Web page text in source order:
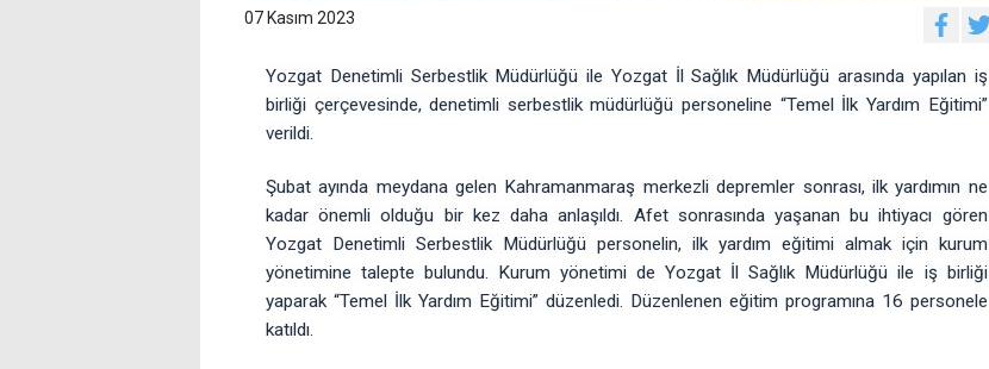
07 Kasım 2023
Yozgat Denetimli Serbestlik Müdürlüğü ile Yozgat İl Sağlık Müdürlüğü arasında yapılan iş
birliği çerçevesinde, denetimli serbestlik müdürlüğü personeline “Temel İlk Yardım Eğitimi”
verildi.
Şubat ayında meydana gelen Kahramanmaraş merkezli depremler sonrası, ilk yardımın ne
kadar önemli olduğu bir kez daha anlaşıldı. Afet sonrasında yaşanan bu ihtiyacı gören
Yozgat Denetimli Serbestlik Müdürlüğü personelin, ilk yardım eğitimi almak için kurum
yönetimine talepte bulundu. Kurum yönetimi de Yozgat İl Sağlık Müdürlüğü ile iş birliği
yaparak “Temel İlk Yardım Eğitimi” düzenledi. Düzenlenen eğitim programına 16 personele
katıldı.